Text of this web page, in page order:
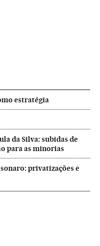
estratégia
da Silva: subidas de
para as minorias
privatizações e